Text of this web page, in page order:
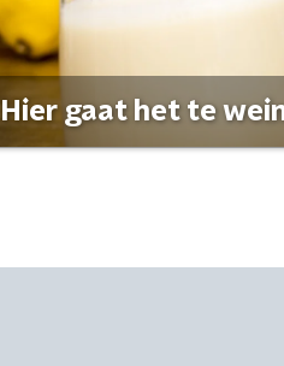
Hier gaat het te